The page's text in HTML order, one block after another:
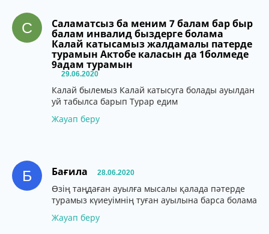
С Саламатсыз ба меним 7 балам бар быр
балам инвалид быздерге болама
Калай катысамыз жалдамалы патерде
турамын Актобе каласын да 1болмеде
9адам турамын
29.06.2020
Калай былемыз Калай катысуга болады ауылдан
уй табылса барып Турар едим
Жауап беру
Б Бағила 28.06.2020
Өзің таңдаған ауылға мысалы қалада пәтерде
турамыз күиеуімнің туған ауылына барса болама
Жауап беру